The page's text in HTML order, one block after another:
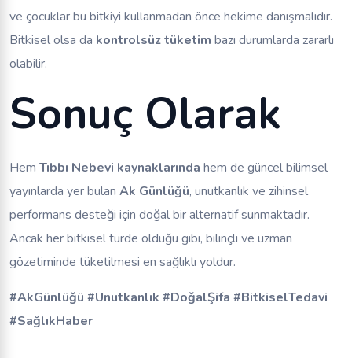
ve çocuklar bu bitkiyi kullanmadan önce hekime danışmalıdır.
Bitkisel olsa da kontrolsüz tüketim bazı durumlarda zararlı
olabilir.
Sonuç Olarak
Hem Tıbbı Nebevi kaynaklarında hem de güncel bilimsel
yayınlarda yer bulan Ak Günlüğü, unutkanlık ve zihinsel
performans desteği için doğal bir alternatif sunmaktadır.
Ancak her bitkisel türde olduğu gibi, bilinçli ve uzman
gözetiminde tüketilmesi en sağlıklı yoldur.
#AkGünlüğü #Unutkanlık #DoğalŞifa #BitkiselTedavi
#SağlıkHaber